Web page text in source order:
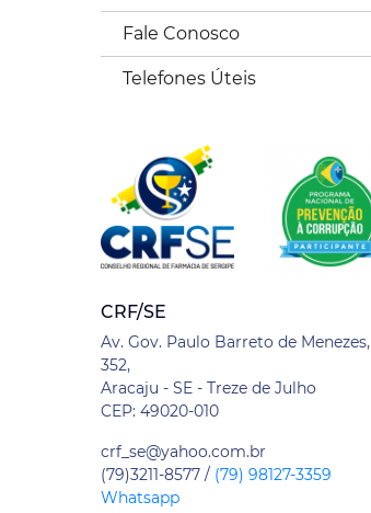
Fale Conosco
Telefones Úteis
CRF/SE
Av. Gov. Paulo Barreto de Menezes,
352,
Aracaju - SE - Treze de Julho
CEP: 49020-010
crf_se@yahoo.com.br
(79)3211-8577 / (79) 98127-3359
Whatsapp